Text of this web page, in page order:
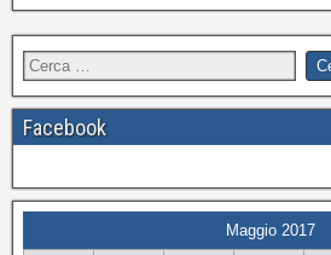
Facebook
Maggio 2017